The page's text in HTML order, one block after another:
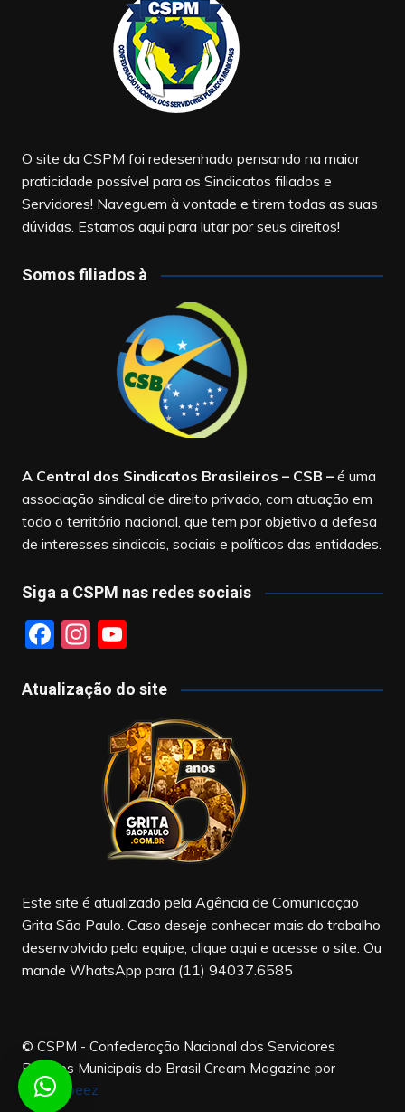
O site da CSPM foi redesenhado pensando na maior
praticidade possível para os Sindicatos filiados e
Servidores! Naveguem à vontade e tirem todas as suas
dúvidas. Estamos aqui para lutar por seus direitos!
Somos filiados à
A Central dos Sindicatos Brasileiros – CSB –é uma
associação sindical de direito privado, com atuação em
todo o território nacional, que tem por objetivo a defesa
de interesses sindicais, sociais e políticos das entidades.
Siga a CSPM nas redes sociais
F
c
In
a
m
Y
u
T
u
b
e
Atualização do site
Este site é atualizado pela Agência de Comunicação
Grita São Paulo. Caso deseje conhecer mais do trabalho
desenvolvido pela equipe, clique aqui e acesse o site. Ou
mande WhatsApp para (11) 94037.6585
© CSPM - Confederação Nacional dos Servidores
Públicos Municipais do Brasil Cream Magazine por
Themebeez